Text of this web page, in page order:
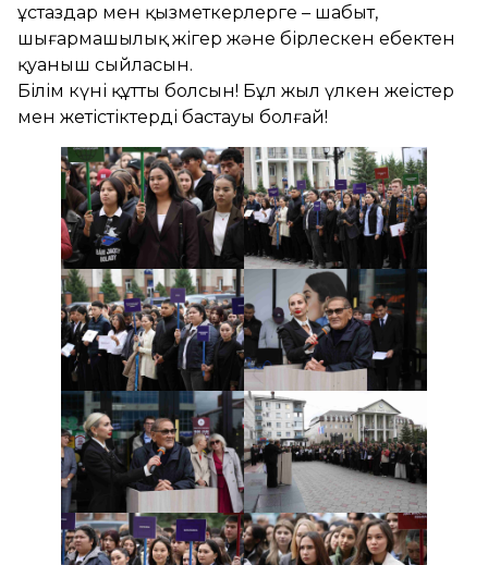
ұстаздар мен қызметкерлерге – шабыт,
шығармашылық жігер және бірлескен еңбектен
қуаныш сыйласын.
Білім күні құтты болсын! Бұл жыл үлкен жеңістер
мен жетістіктердің бастауы болғай!